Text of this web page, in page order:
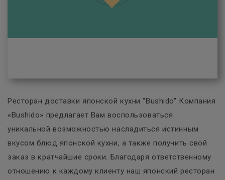
Ресторан доставки японской кухни "Bushido" Компания
«Bushido» предлагает Вам воспользоваться
уникальной возможностью насладиться истинным
вкусом блюд японской кухни, а также получить свой
заказ в кратчайшие сроки. Благодаря ответственному
отношению к каждому клиенту наш японский ресторан